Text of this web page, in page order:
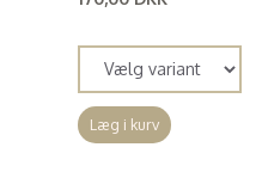
Læg i kurv